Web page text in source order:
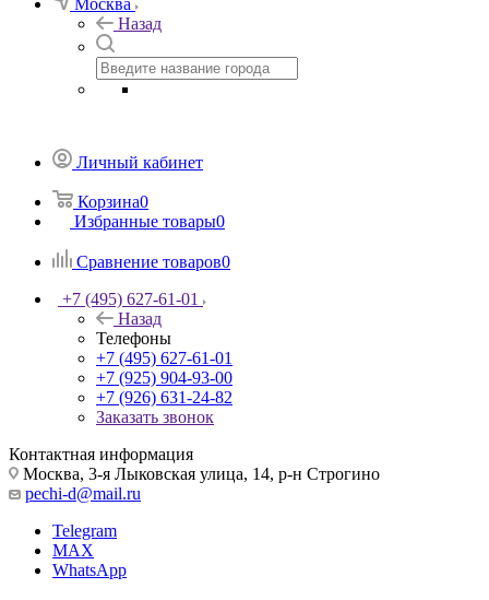
Москва
Назад
Личный кабинет
Корзина0
Избранные товары0
Сравнение товаров0
+7 (495) 627-61-01
Назад
Телефоны
+7 (495) 627-61-01
+7 (925) 904-93-00
+7 (926) 631-24-82
Заказать звонок
Контактная информация
Москва, 3-я Лыковская улица, 14, р-н Строгино
pechi-d@mail.ru
Telegram
MAX
WhatsApp